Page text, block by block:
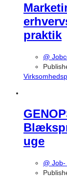
praktik
@
uge
@